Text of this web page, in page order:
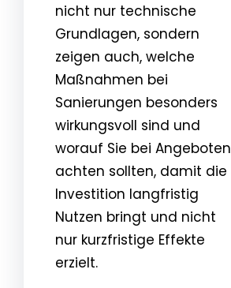
nicht nur technische
Grundlagen, sondern
zeigen auch, welche
Maßnahmen bei
Sanierungen besonders
wirkungsvoll sind und
worauf Sie bei Angeboten
achten sollten, damit die
Investition langfristig
Nutzen bringt und nicht
nur kurzfristige Effekte
erzielt.